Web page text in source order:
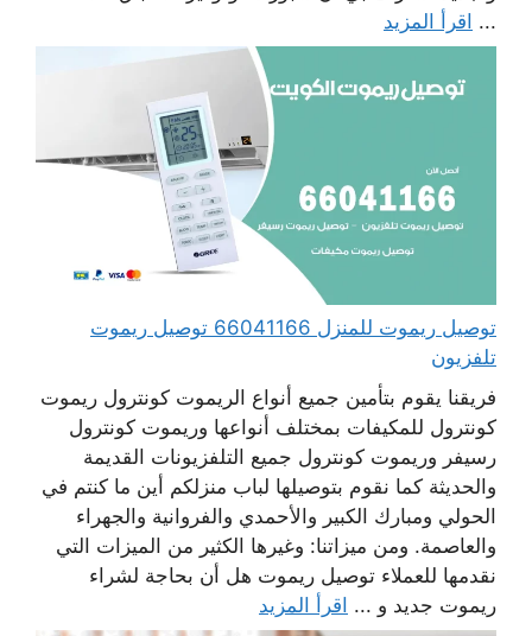
... اقرأ المزيد
توصيل ريموت للمنزل 66041166 توصيل ريموت
تلفزيون
فريقنا يقوم بتأمين جميع أنواع الريموت كونترول ريموت
كونترول للمكيفات بمختلف أنواعها وريموت كونترول
رسيفر وريموت كونترول جميع التلفزيونات القديمة
والحديثة كما نقوم بتوصيلها لباب منزلكم أين ما كنتم في
الحولي ومبارك الكبير والأحمدي والفروانية والجهراء
والعاصمة. ومن ميزاتنا: وغيرها الكثير من الميزات التي
نقدمها للعملاء توصيل ريموت هل أن بحاجة لشراء
ريموت جديد و ... اقرأ المزيد